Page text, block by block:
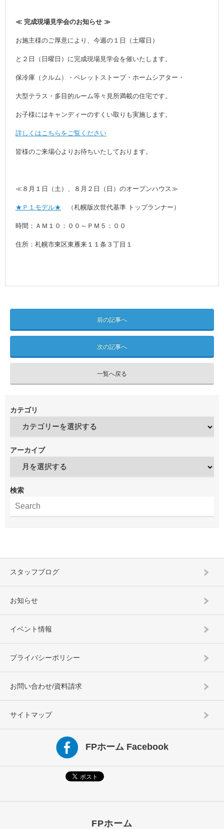
≪ 完成現場見学会のお知らせ ≫
お施主様のご厚意により、今週の１日（土曜日）
と２日（日曜日）に完成現場見学会を催いたします。
保冷庫（クルム）・ペレットストーブ・ホームシアター・
大型テラス・多目的ルーム等々見所満載の住宅です。
お子様にはキャンディーのすくい取りも実施します。
詳しくはこちらをご覧ください
皆様のご来場心よりお待ちいたしております。
≪８月１日（土）、８月２日（日）のオープンハウス≫
★Ｐ１モデル★ （札幌版次世代基準 トップランナー）
時間：ＡＭ１０：００～ＰＭ５：００
住所：札幌市東区東雁来１１条３丁目１
前の記事へ
次の記事へ
一覧へ戻る
カテゴリ
アーカイブ
検索
スタッフブログ
お知らせ
イベント情報
プライバシーポリシー
お問い合わせ/資料請求
サイトマップ
FPホーム Facebook
FPホーム